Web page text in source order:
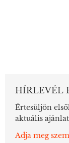
HÍRLEVÉL
Értesüljön
aktuális
Adja meg